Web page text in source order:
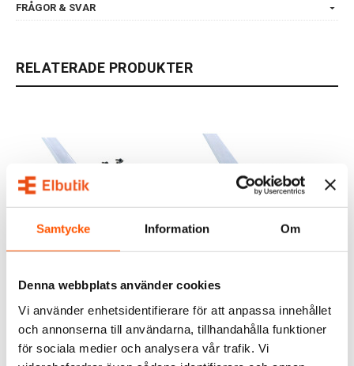
Samtycke Information Om
Denna webbplats använder cookies
Vi använder enhetsidentifierare för att anpassa innehållet
och annonserna till användarna, tillhandahålla funktioner
för sociala medier och analysera vår trafik. Vi
FRÅGOR & SVAR
RELATERADE PRODUKTER
1714 Utanpåliggande 2m
Namron
3 av 3 varianter I webblager
2114 Utanpåliggande 2m
Namron
1 av 3 varianter i webblager